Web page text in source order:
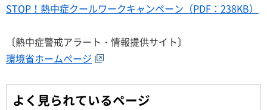
STOP！熱中症クールワークキャンペーン（PDF：238KB）
〔熱中症警戒アラート・情報提供サイト〕
環境省ホームページ
よく見られているページ